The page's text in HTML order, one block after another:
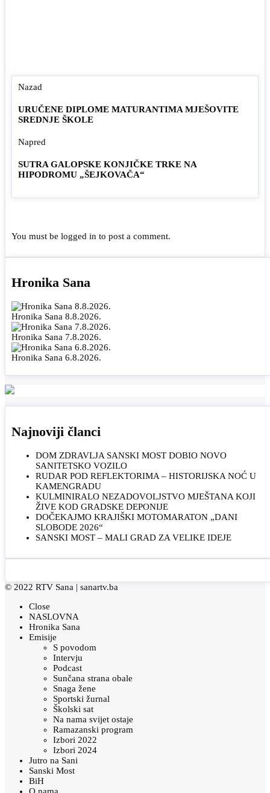
Nazad
URUČENE DIPLOME MATURANTIMA MJEŠOVITE
SREDNJE ŠKOLE
Napred
SUTRA GALOPSKE KONJIČKE TRKE NA
HIPODROMU „ŠEJKOVAČA“
You must be logged in to post a comment.
Hronika Sana
Hronika Sana 8.8.2026.
Hronika Sana 7.8.2026.
Hronika Sana 6.8.2026.
Najnoviji članci
DOM ZDRAVLJA SANSKI MOST DOBIO NOVO
SANITETSKO VOZILO
RUDAR POD REFLEKTORIMA – HISTORIJSKA NOĆ U
KAMENGRADU
KULMINIRALO NEZADOVOLJSTVO MJEŠTANA KOJI
ŽIVE KOD GRADSKE DEPONIJE
DOČEKAJMO KRAJIŠKI MOTOMARATON „DANI
SLOBODE 2026“
SANSKI MOST – MALI GRAD ZA VELIKE IDEJE
© 2022 RTV Sana | sanartv.ba
Close
NASLOVNA
Hronika Sana
Emisije
S povodom
Intervju
Podcast
Sunčana strana obale
Snaga žene
Sportski žurnal
Školski sat
Na nama svijet ostaje
Ramazanski program
Izbori 2022
Izbori 2024
Jutro na Sani
Sanski Most
BiH